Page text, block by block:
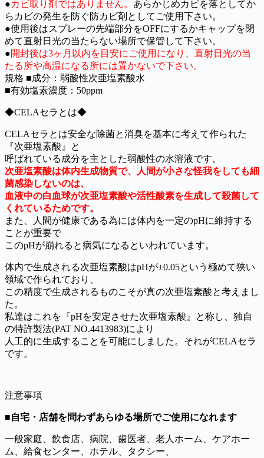
●カビ取り剤ではありません。 あらかじめカビを落としてか
らカビの発生を防ぐ防カビ剤としてご使用下さい。
●使用後はスプレーの先端部分をOFFにするかキャップを閉
めて直射日光の当たらない場所で保管して下さい。
●開封後は3ヶ月以内を目安にご使用になり、直射日光の当
たる所や高温になる所には置かないで下さい。
規格 ■成分：弱酸性次亜塩素酸水
■有効塩素濃度：50ppm
◆CELAセラとは◆
CELAセラとは安全な除菌と消臭を基本に考えて作られた
『次亜塩素酸』と
呼ばれている成分を主とした弱酸性の水溶液です。
次亜塩素酸は体内生成物質で、人間が小さな怪我をしても細
菌感染しないのは、
血液中の白血球が次亜塩素酸や活性酸素を生成して殺菌して
くれているためです。
また、人間が健康である為には体内を一定のpHに維持する
ことが重要で
このpHが崩れると病気になるといわれています。
体内で生成される次亜塩素酸はpHが±0.05という極めて狭い
領域で作られており、
この精度で生成されるものこそが真の次亜塩素酸と考えまし
た。
私達はこれを『pHを安定させた次亜塩素酸』と称し、独自
の特許製法(PAT NO.4413983)により
人工的に生成することを可能にしました。それがCELAセラ
です。
注意事項
■自宅・店舗を問わずあらゆる場所でご使用になれます
一般家庭、飲食店、病院、歯医者、老人ホーム、ケアホー
ム、給食センター、ホテル、タクシー、